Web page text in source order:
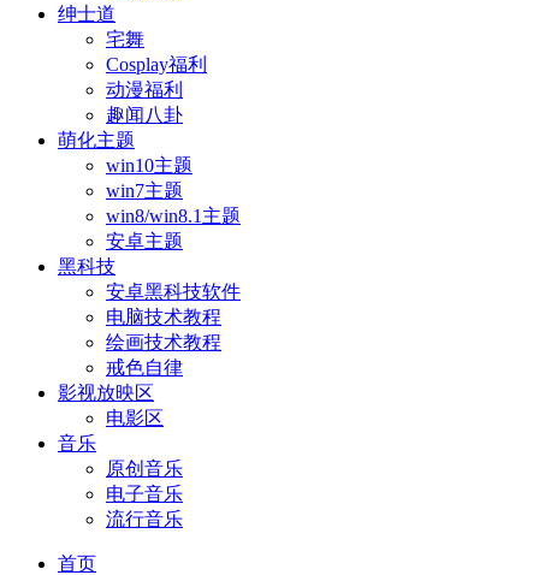
绅士道
宅舞
Cosplay福利
动漫福利
趣闻八卦
萌化主题
win10主题
win7主题
win8/win8.1主题
安卓主题
黑科技
安卓黑科技软件
电脑技术教程
绘画技术教程
戒色自律
影视放映区
电影区
音乐
原创音乐
电子音乐
流行音乐
首页